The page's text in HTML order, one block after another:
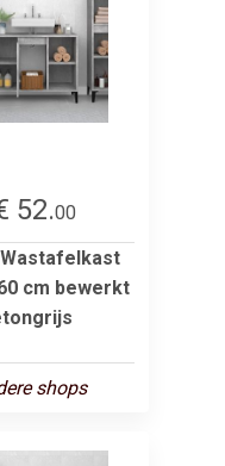
52.00
cm bewerkt
shops